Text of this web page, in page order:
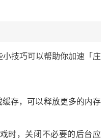
技巧可以帮助你加速「庄
存，可以释放更多的内存
时，关闭不必要的后台应